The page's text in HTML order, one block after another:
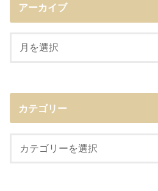
アーカイブ
カテゴリー